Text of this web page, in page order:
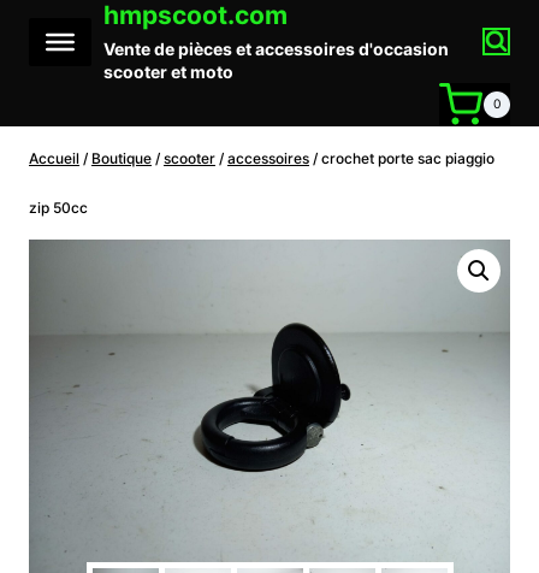
contenu
hmpscoot.com
Vente de pièces et accessoires d'occasion
scooter et moto
0
Accueil / Boutique / scooter / accessoires / crochet porte sac piaggio
zip 50cc